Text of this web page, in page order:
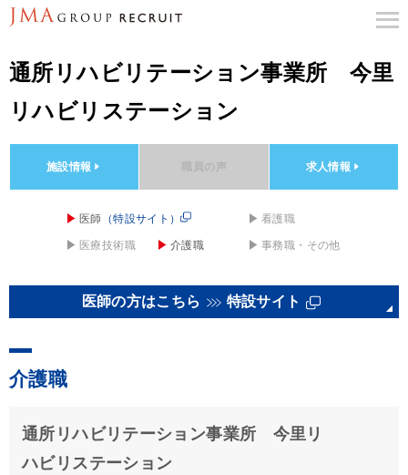
通所リハビリテーション事業所 今里
リハビリステーション
施設情報 求人情報
医師 （特設サイト） 看護職
医療技術職 介護職 事務職・その他
医師の方はこちら 特設サイト
介護職
通所リハビリテーション事業所 今里リ
ハビリステーション